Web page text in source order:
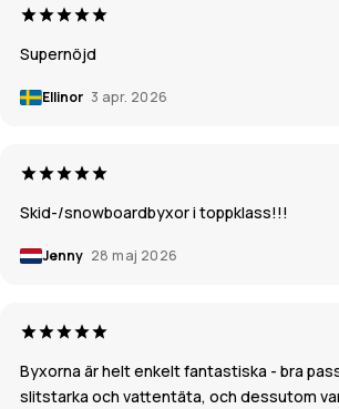
Supernöjd
Ellinor 3 apr. 2026
Skid-/snowboardbyxor i toppklass!!!
Jenny 28 maj 2026
Byxorna är helt enkelt fantastiska - bra
slitstarka och vattentäta, och dessutom